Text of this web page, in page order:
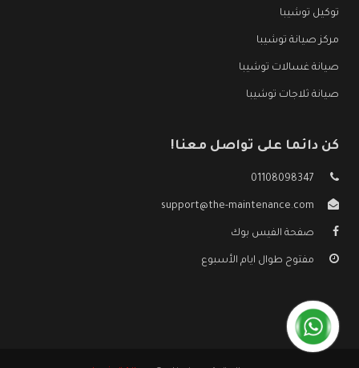
توكيل توشيبا
مركز صيانة توشيبا
صيانة غسالات توشيبا
صيانة ثلاجات توشيبا
كن دائما على تواصل معنا!
01108098347
support@the-maintenance.com
صفحة الفيس بوك
مفتوح طوال ايام الأسبوع